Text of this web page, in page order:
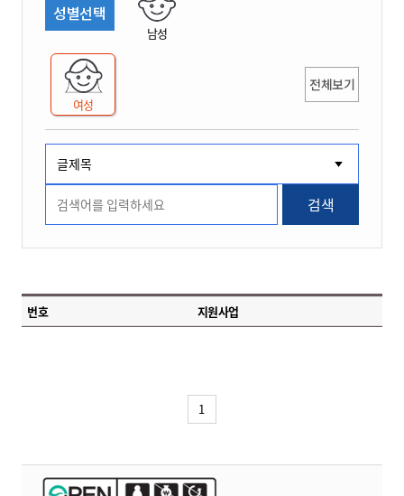
성별선택
남성
여성
전체보기
검색
번호 지원사업
1